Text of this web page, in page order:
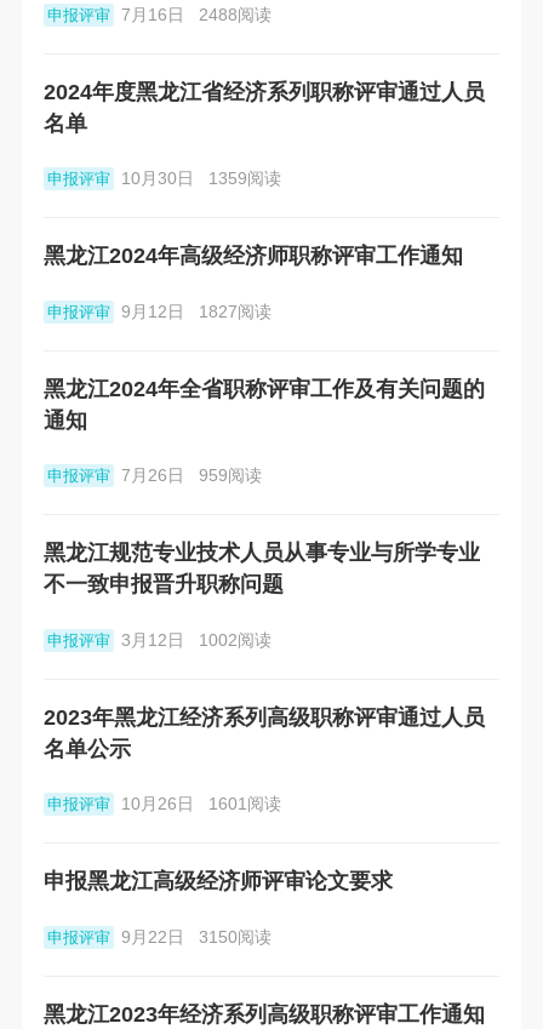
申报评审 7月16日 2488阅读
2024年度黑龙江省经济系列职称评审通过人员
名单
申报评审 10月30日 1359阅读
黑龙江2024年高级经济师职称评审工作通知
申报评审 9月12日 1827阅读
黑龙江2024年全省职称评审工作及有关问题的
通知
申报评审 7月26日 959阅读
黑龙江规范专业技术人员从事专业与所学专业
不一致申报晋升职称问题
申报评审 3月12日 1002阅读
2023年黑龙江经济系列高级职称评审通过人员
名单公示
申报评审 10月26日 1601阅读
申报黑龙江高级经济师评审论文要求
申报评审 9月22日 3150阅读
黑龙江2023年经济系列高级职称评审工作通知